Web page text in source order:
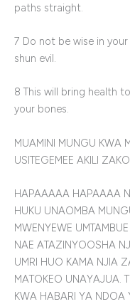
paths straight.
7 Do not be wise in
shun evil.
8 This will bring health
your bones.
MUAMINI MUNGU KWA
USITEGEMEE AKILI
HAPAAAAA HAPAAAA
HUKU UNAOMBA
MWENYEWE
NAE ATAZINYOOSHA
UMRI HUO KAMA NJIA
MATOKEO UNAYAJUA.
KWA HABARI YA NDOA